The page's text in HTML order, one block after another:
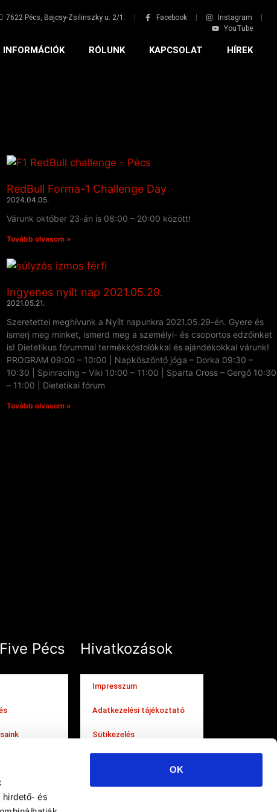
és
OK
7622 Pécs, Bajcsy-Zsilinszky u. 2/1. Facebook
Instagram
YouTube
INFORMÁCIÓK RÓLUNK KAPCSOLAT HÍREK
RedBull Forma-1 Challenge Day
2024.04.05.
Várunk október 23-án is 08:00 – 20:00 között!
Tovább olvasom »
Ingyenes nyílt nap 2021.05.29.
2021.05.21.
Szeretettel meghívunk a Nyílt napunkra 2021.05.29-én. Gyere és
ismerj meg minket, ismerd meg a személyi- és csoportos edzőinket
is! Dietetikus fórummal termékkóstolókkal és ajándékokkal várunk!
PROGRAM 09:00 – 10:00 | Napköszöntő jóga – Dorka 09:30 –
10:30 | Spinracing – Viki 10:00 – 11:00 | Sparta Cross – Gergő 10:30
– 11:00 | Dietetikai fórum
Tovább olvasom »
Pécs Hivatkozások
Impresszum
Adatkezelési tájékoztató
Sütikezelés